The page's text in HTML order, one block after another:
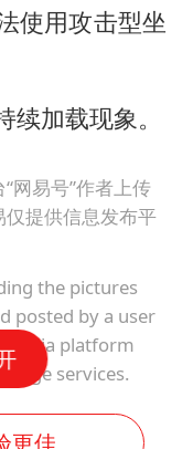
使用攻击型坐
加载现象。
网易号”作者上传
提供信息发布平
the pictures
posted by a user
media platform
services.
更佳